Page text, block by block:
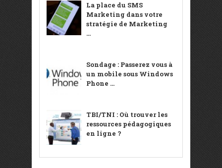
La place du SMS
Marketing dans votre
stratégie de Marketing
...
Sondage : Passerez vous à
un mobile sous Windows
Phone ...
TBI/TNI : Où trouver les
ressources pédagogiques
en ligne ?